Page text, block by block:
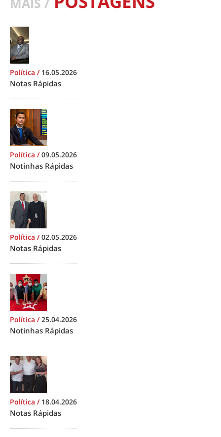
Política / 16.05.2026
Notas Rápidas
Política /09.05.2026
Notinhas Rápidas
Política /02.05.2026
Notas Rápidas
Política /25.04.2026
Notinhas Rápidas
Política / 18.04.2026
Notas Rápidas